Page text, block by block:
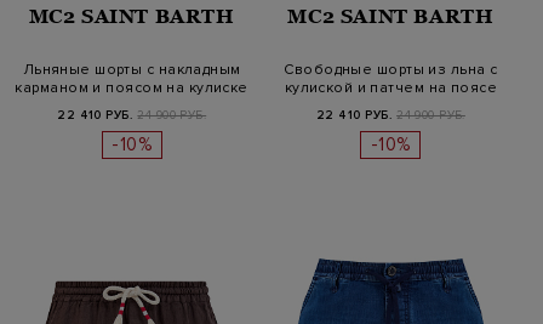
MC2 SAINT BARTH
Льняные шорты с накладным
карманом и поясом на кулиске
22 410 РУБ. 24 900 РУБ.
-10%
MC2 SAINT BARTH
Свободные шорты из льна с
кулиской и патчем на поясе
22 410 РУБ. 24 900 РУБ.
-10%